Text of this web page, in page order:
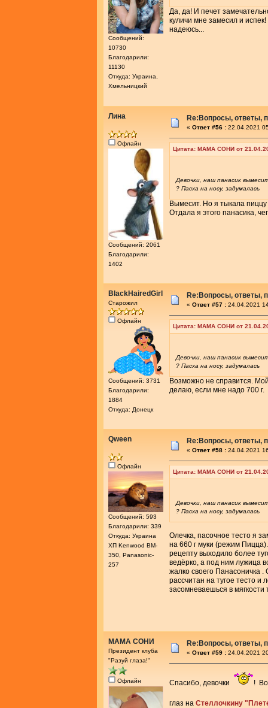
Сообщений:
10730
Благодарили:
11130
Откуда: Украина,
Хмельницкий
Да, да! И печет
куличи мне замесил и испек!
надеюсь...
Лина
Офлайн
Сообщений: 2061
Благодарили:
1402
Re:Вопросы, ответы,
« Ответ #56 : 22.04.2021
Цитата: МАМА СОНИ от
Девочки, наш панасик
? Пасха на носу, задумалась
Вымесит. Но я тыкала пиццу
Отдала я этого панасика,
BlackHairedGirl
Старожил
Офлайн
Сообщений: 3731
Благодарили:
1884
Откуда: Донецк
Re:Вопросы, ответы,
« Ответ #57 : 24.04.2021
Цитата: МАМА СОНИ от
Девочки, наш панасик
? Пасха на носу, задумалась
Возможно не справится.
делаю, если мне надо 700 г.
Qween
Офлайн
Сообщений: 593
Благодарили: 339
Откуда: Украина
ХП Kenwood BM-
350, Panasonic-
257
Re:Вопросы, ответы,
« Ответ #58 : 24.04.2021
Цитата: МАМА СОНИ от
Девочки, наш панасик
? Пасха на носу, задумалась
Олечка, пасочное тесто я
на 660 г муки (режим
рецепту выходило более
ведёрко, а под ним лужица
жалко своего Панасоничка
рассчитан на тугое тесто и
засомневаешься в
МАМА СОНИ
Президент клуба
"Разуй глаза!"
Офлайн
Re:Вопросы, ответы,
« Ответ #59 : 24.04.2021
Спасибо, девочки !
глаз на Стеллочкину